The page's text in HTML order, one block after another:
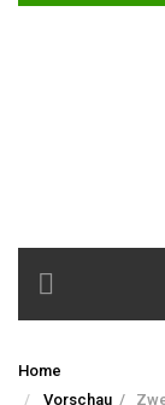
Toggle
Home
Vorschau /